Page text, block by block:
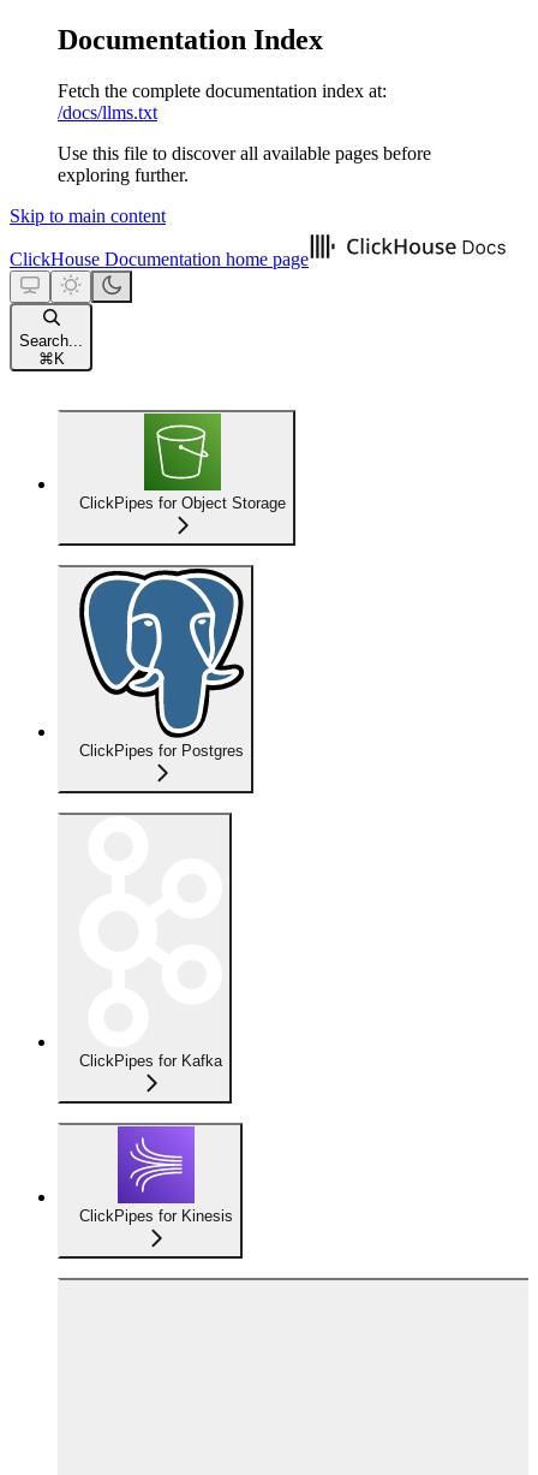
Documentation Index
Fetch the complete documentation index at:
/docs/llms.txt
Use this file to discover all available pages before
exploring further.
Skip to main content
ClickHouse Documentation home page
Search...
⌘ K
ClickPipes for Object Storage
ClickPipes for Postgres
ClickPipes for Kafka
ClickPipes for Kinesis